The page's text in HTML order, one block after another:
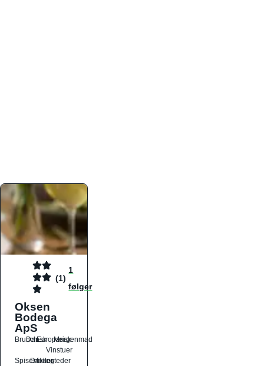
(1)
1
følger
Oksen
Bodega
ApS
Brunch
DanskEuropæiskMorgenmad
Spisesteder
Drikkesteder
Vinstuer
og